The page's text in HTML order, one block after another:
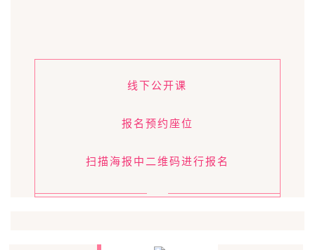
线下公开课
报名预约座位
扫描海报中二维码进行报名